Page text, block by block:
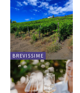
BREVISSIME